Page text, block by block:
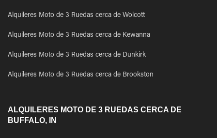
Alquileres Moto de 3 Ruedas cerca de Wolcott
Alquileres Moto de 3 Ruedas cerca de Kewanna
Alquileres Moto de 3 Ruedas cerca de Dunkirk
Alquileres Moto de 3 Ruedas cerca de Brookston
ALQUILERES MOTO DE 3 RUEDAS CERCA DE
BUFFALO, IN